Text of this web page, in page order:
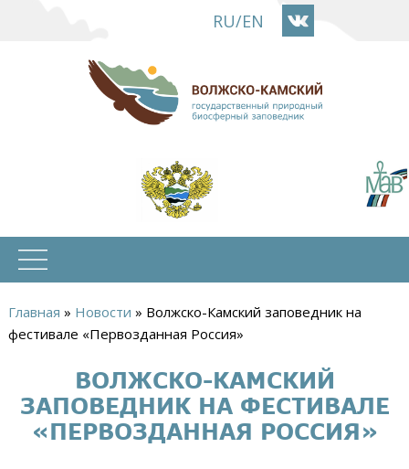
основному
содержанию
RU/EN
Вы
Главная » Новости » Волжско-Камский заповедник на
фестивале «Первозданная Россия»
ВОЛЖСКО-КАМСКИЙ
ЗАПОВЕДНИК НА ФЕСТИВАЛЕ
«ПЕРВОЗДАННАЯ РОССИЯ»